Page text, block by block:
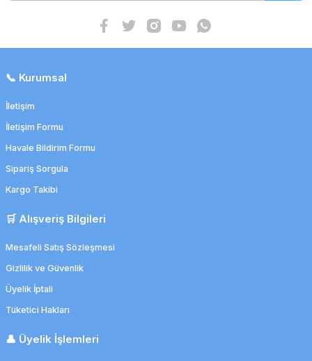
📞 Kurumsal
İletişim
İletişim Formu
Havale Bildirim Formu
Sipariş Sorgula
Kargo Takibi
🛒 Alışveriş Bilgileri
Mesafeli Satış Sözleşmesi
Gizlilik ve Güvenlik
Üyelik İptali
Tüketici Hakları
👤 Üyelik İşlemleri